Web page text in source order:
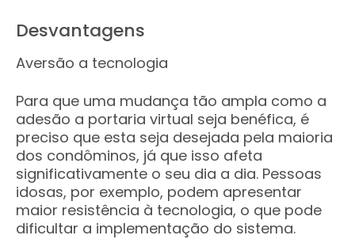
Desvantagens
Aversão a tecnologia
Para que uma mudança tão ampla como a
adesão a portaria virtual seja benéfica, é
preciso que esta seja desejada pela maioria
dos condôminos, já que isso afeta
significativamente o seu dia a dia. Pessoas
idosas, por exemplo, podem apresentar
maior resistência à tecnologia, o que pode
dificultar a implementação do sistema.